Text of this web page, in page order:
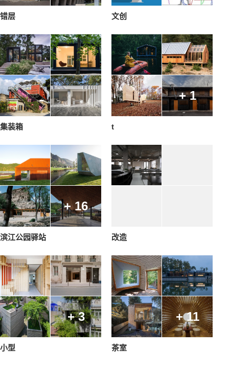
错层 文创
集装箱
+ 1
t
+ 16
滨江公园驿站 改造
+ 3
小型
+ 11
茶室